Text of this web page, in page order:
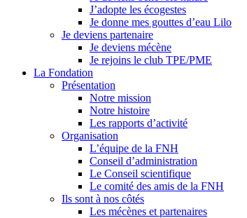
J’adopte les écogestes
Je donne mes gouttes d’eau Lilo
Je deviens partenaire
Je deviens mécène
Je rejoins le club TPE/PME
La Fondation
Présentation
Notre mission
Notre histoire
Les rapports d’activité
Organisation
L’équipe de la FNH
Conseil d’administration
Le Conseil scientifique
Le comité des amis de la FNH
Ils sont à nos côtés
Les mécènes et partenaires